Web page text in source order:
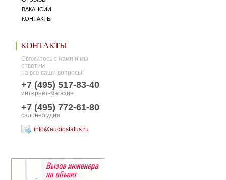
ВАКАНСИИ
КОНТАКТЫ
КОНТАКТЫ
Свяжитесь с нами и мы
ответим
на все ваши вопросы!
+7 (495) 517-83-40
интернет-магазин
+7 (495) 772-61-80
салон-студия
info@audiostatus.ru